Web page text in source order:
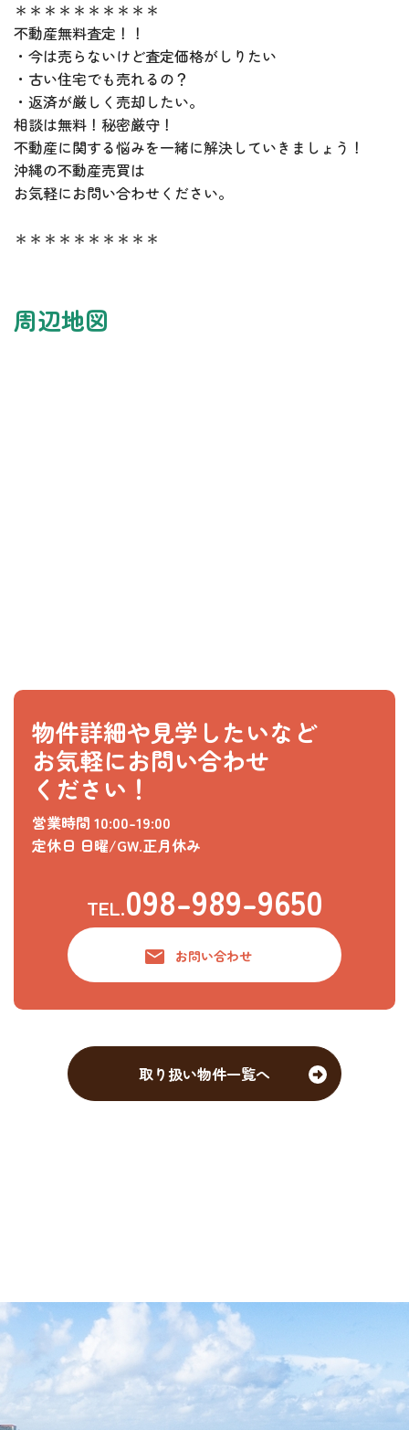
＊＊＊＊＊＊＊＊＊＊
不動産無料査定！！
・今は売らないけど査定価格がしりたい
・古い住宅でも売れるの？
・返済が厳しく売却したい。
相談は無料！秘密厳守！
不動産に関する悩みを一緒に解決していきましょう！
沖縄の不動産売買は
お気軽にお問い合わせください。
＊＊＊＊＊＊＊＊＊＊
周辺地図
物件詳細や見学したいなど
お気軽にお問い合わせ
ください！
営業時間 10:00-19:00
定休日 日曜/GW.正月休み
TEL.098-989-9650
お問い合わせ
取り扱い物件一覧へ